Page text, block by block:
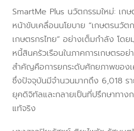
SmartMe Plus นวัตกรรมใหม่: เก
หน้าขับเคลื่อนนโยบาย “เกษตรนวั
เกษตรกรไทย” อย่างเต็มกำลัง โด
หนี้สินครัวเรือนในภาคการเกษตรอ
สำคัญคือการยกระดับศักยภาพของ
ซึ่งปัจจุบันมีจำนวนมากถึง 6,018 รา
ยุคดิจิทัลและกลายเป็นที่ปรึกษาทาง
แท้จริง